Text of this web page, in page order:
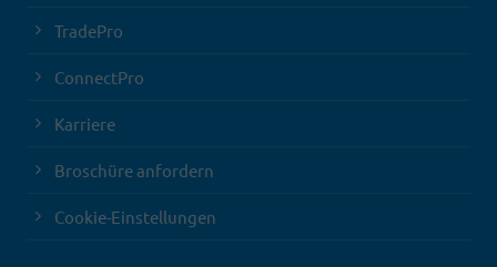
TradePro
ConnectPro
Karriere
Broschüre anfordern
Cookie-Einstellungen